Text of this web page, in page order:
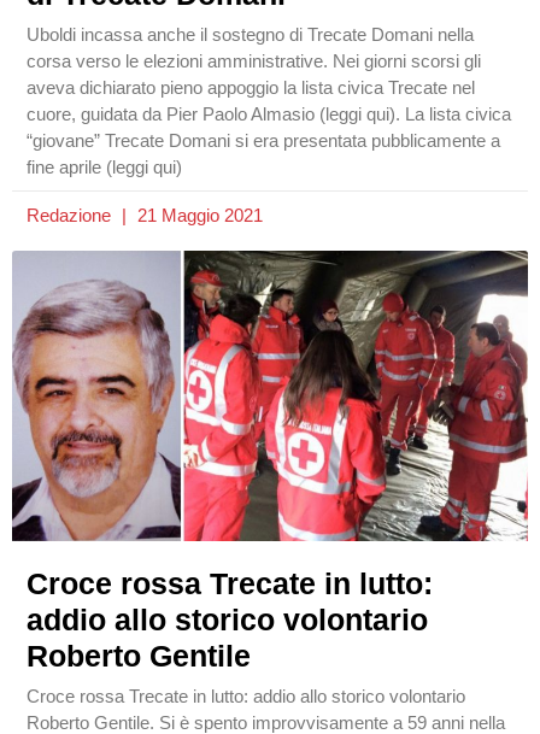
Uboldi incassa anche il sostegno di Trecate Domani nella
corsa verso le elezioni amministrative. Nei giorni scorsi gli
aveva dichiarato pieno appoggio la lista civica Trecate nel
cuore, guidata da Pier Paolo Almasio (leggi qui). La lista civica
“giovane” Trecate Domani si era presentata pubblicamente a
fine aprile (leggi qui)
Redazione 21 Maggio 2021
Croce rossa Trecate in lutto:
addio allo storico volontario
Roberto Gentile
Croce rossa Trecate in lutto: addio allo storico volontario
Roberto Gentile. Si è spento improvvisamente a 59 anni nella